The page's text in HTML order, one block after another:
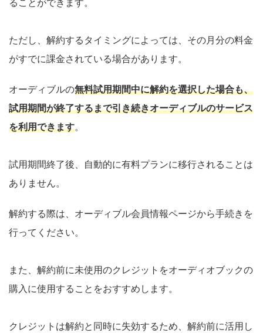
ることができます。
ただし、解約するタイミングによっては、その月分の料金
がすでに課金されている場合があります。
オーディブルの無料試用期間中に解約を選択した場合も、
試用期間が終了するまで引き続きオーディブルのサービス
を利用できます。
試用期間終了後、自動的に有料プランに移行されることは
ありません。
解約する際は、オーディブル会員情報ページから手続きを
行ってください。
また、解約前に未使用のクレジットをオーディオブックの
購入に使用することをおすすめします。
クレジットは解約と同時に失効するため、解約前に活用し